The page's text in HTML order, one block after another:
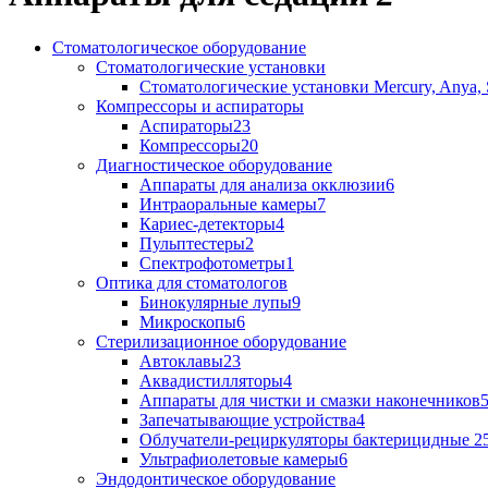
Стоматологическое оборудование
Стоматологические установки
Стоматологические установки Mercury, Anya,
Компрессоры и аспираторы
Аспираторы23
Компрессоры20
Диагностическое оборудование
Аппараты для анализа окклюзии6
Интраоральные камеры7
Кариес-детекторы4
Пульптестеры2
Спектрофотометры1
Оптика для стоматологов
Бинокулярные лупы9
Микроскопы6
Стерилизационное оборудование
Автоклавы23
Аквадистилляторы4
Аппараты для чистки и смазки наконечников5
Запечатывающие устройства4
Облучатели-рециркуляторы бактерицидные
Ультрафиолетовые камеры6
Эндодонтическое оборудование